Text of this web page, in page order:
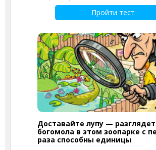
Пройти тест
Доставайте лупу —
богомола в этом зоопарке с
раза способны единицы